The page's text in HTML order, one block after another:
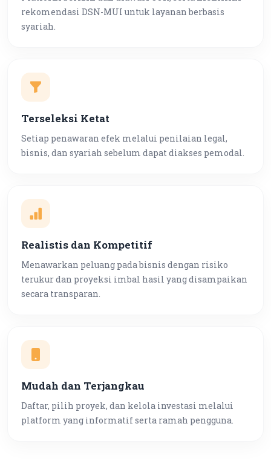
rekomendasi DSN-MUI untuk layanan berbasis
syariah.
Terseleksi Ketat
Setiap penawaran efek melalui penilaian legal,
bisnis, dan syariah sebelum dapat diakses pemodal.
Realistis dan Kompetitif
Menawarkan peluang pada bisnis dengan risiko
terukur dan proyeksi imbal hasil yang disampaikan
secara transparan.
Mudah dan Terjangkau
Daftar, pilih proyek, dan kelola investasi melalui
platform yang informatif serta ramah pengguna.